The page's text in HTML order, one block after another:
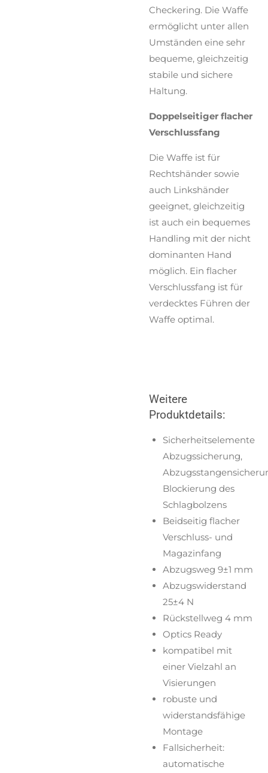
Checkering. Die Waffe
ermöglicht unter allen
Umständen eine sehr
bequeme, gleichzeitig
stabile und sichere
Haltung.
Doppelseitiger flacher
Verschlussfang
Die Waffe ist für
Rechtshänder sowie
auch Linkshänder
geeignet, gleichzeitig
ist auch ein bequemes
Handling mit der nicht
dominanten Hand
möglich. Ein flacher
Verschlussfang ist für
verdecktes Führen der
Waffe optimal.
Weitere
Produktdetails:
Sicherheitselemente
Abzugssicherung,
Blockierung des
Schlagbolzens
Beidseitig flacher
Verschluss- und
Magazinfang
Abzugsweg 9±1 mm
Abzugswiderstand
25±4 N
Rückstellweg 4 mm
Optics Ready
kompatibel mit
einer Vielzahl an
Visierungen
robuste und
widerstandsfähige
Montage
Fallsicherheit:
automatische